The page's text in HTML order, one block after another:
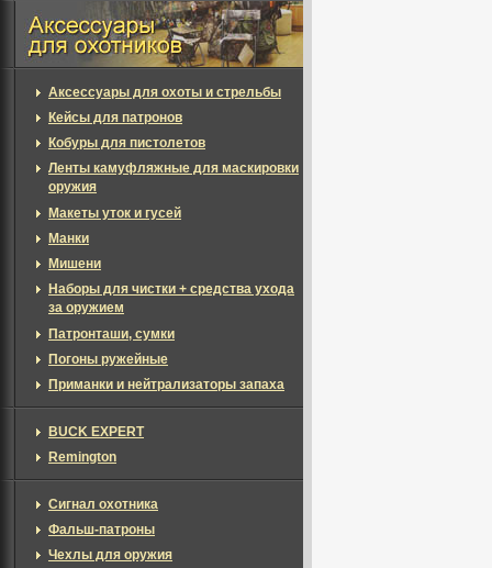
Аксессуары для охоты и стрельбы
Кейсы для патронов
Кобуры для пистолетов
Ленты камуфляжные для маскировки
оружия
Макеты уток и гусей
Манки
Мишени
Наборы для чистки + средства ухода
за оружием
Патронташи, сумки
Погоны ружейные
Приманки и нейтрализаторы запаха
BUCK EXPERT
Remington
Сигнал охотника
Фальш-патроны
Чехлы для оружия